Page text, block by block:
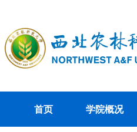
首页 学院概况